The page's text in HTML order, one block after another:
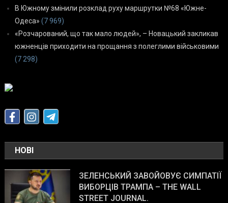
В Южному змінили розклад руху маршрутки №68 «Южне-
Одеса» (7 969)
«Розчарований, що так мало людей», – Новацький закликав
южненців приходити на прощання з полеглими військовими
(7 298)
НОВІ
ЗЕЛЕНСЬКИЙ ЗАВОЙОВУЄ СИМПАТІЇ
ВИБОРЦІВ ТРАМПА – THE WALL
STREET JOURNAL.